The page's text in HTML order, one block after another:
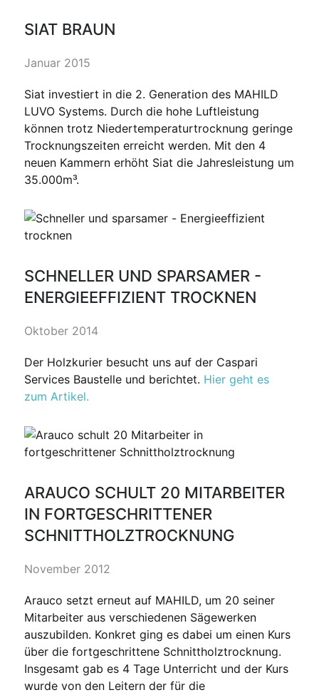
SIAT BRAUN
Januar 2015
Siat investiert in die 2. Generation des MAHILD
LUVO Systems. Durch die hohe Luftleistung
können trotz Niedertemperaturtrocknung geringe
Trocknungszeiten erreicht werden. Mit den 4
neuen Kammern erhöht Siat die Jahresleistung um
35.000m³.
SCHNELLER UND SPARSAMER -
ENERGIEEFFIZIENT TROCKNEN
Oktober 2014
Der Holzkurier besucht uns auf der Caspari
Services Baustelle und berichtet. Hier geht es
zum Artikel.
ARAUCO SCHULT 20 MITARBEITER
IN FORTGESCHRITTENER
SCHNITTHOLZTROCKNUNG
November 2012
Arauco setzt erneut auf MAHILD, um 20 seiner
Mitarbeiter aus verschiedenen Sägewerken
auszubilden. Konkret ging es dabei um einen Kurs
über die fortgeschrittene Schnittholztrocknung.
Insgesamt gab es 4 Tage Unterricht und der Kurs
wurde von den Leitern der für die